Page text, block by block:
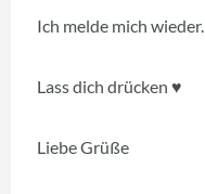
Ich melde mich wieder.
Lass dich drücken ♥
Liebe Grüße